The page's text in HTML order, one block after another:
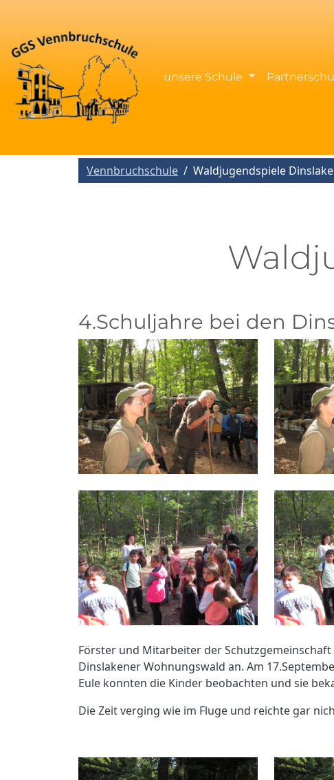
unsere Schule
Vennbruchschule Waldjugendspiele
4.Schuljahre bei den
Förster und Mitarbeiter der
Dinslakener Wohnungswald an. Am
Eule konnten die Kinder beobachten und sie
Die Zeit verging wie im Fluge und reichte gar